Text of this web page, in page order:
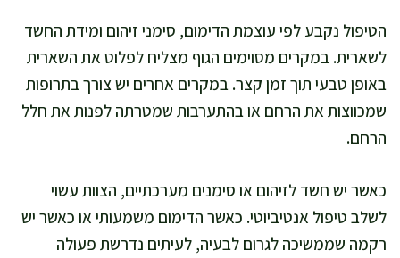
הטיפול נקבע לפי עוצמת הדימום, סימני זיהום ומידת החשד
לשארית. במקרים מסוימים הגוף מצליח לפלוט את השארית
באופן טבעי תוך זמן קצר. במקרים אחרים יש צורך בתרופות
שמכווצות את הרחם או בהתערבות שמטרתה לפנות את חלל
הרחם.
כאשר יש חשד לזיהום או סימנים מערכתיים, הצוות עשוי
לשלב טיפול אנטיביוטי. כאשר הדימום משמעותי או כאשר יש
רקמה שממשיכה לגרום לבעיה, לעיתים נדרשת פעולה